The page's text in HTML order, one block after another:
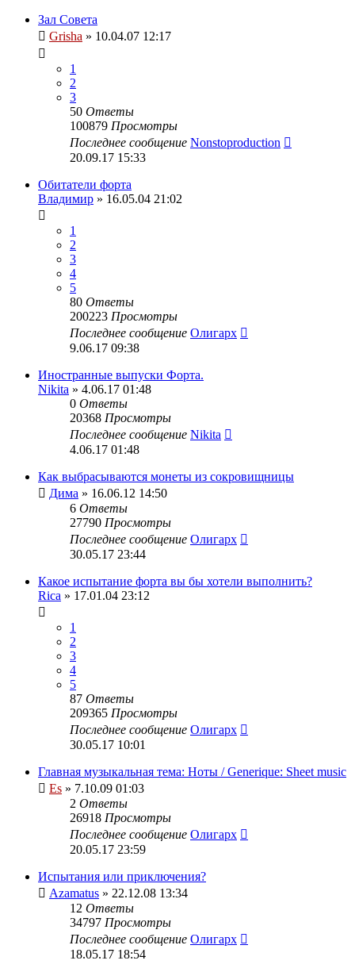
Зал Совета
Grisha » 10.04.07 12:17
1
2
3
50 Ответы
100879 Просмотры
Последнее сообщение Nonstoproduction
20.09.17 15:33
Обитатели форта
Владимир » 16.05.04 21:02
1
2
3
4
5
80 Ответы
200223 Просмотры
Последнее сообщение Олигарх
9.06.17 09:38
Иностранные выпуски Форта.
Nikita » 4.06.17 01:48
0 Ответы
20368 Просмотры
Последнее сообщение Nikita
4.06.17 01:48
Как выбрасываются монеты из сокровищницы
Дима » 16.06.12 14:50
6 Ответы
27790 Просмотры
Последнее сообщение Олигарх
30.05.17 23:44
Какое испытание форта вы бы хотели выполнить?
Rica » 17.01.04 23:12
1
2
3
4
5
87 Ответы
209365 Просмотры
Последнее сообщение Олигарх
30.05.17 10:01
Главная музыкальная тема: Ноты / Generique: Sheet music
Es » 7.10.09 01:03
2 Ответы
26918 Просмотры
Последнее сообщение Олигарх
20.05.17 23:59
Испытания или приключения?
Azamatus » 22.12.08 13:34
12 Ответы
34797 Просмотры
Последнее сообщение Олигарх
18.05.17 18:54